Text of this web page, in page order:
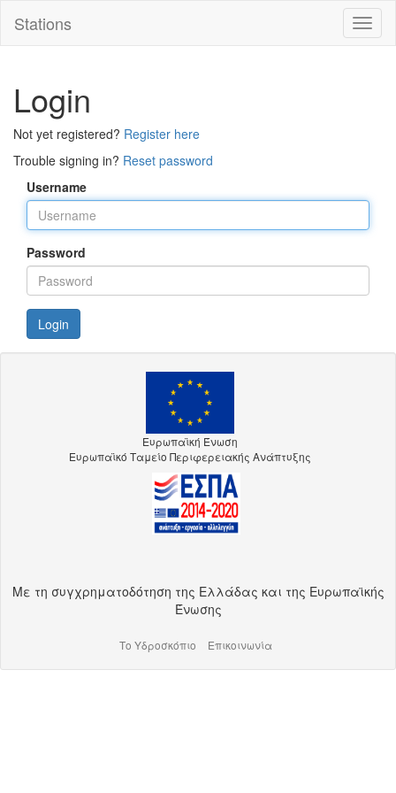
Stations
Login
Not yet registered? Register here
Trouble signing in? Reset password
Username
Password
Login
Ευρωπαϊκή Ένωση
Ευρωπαϊκό Ταμείο Περιφερειακής Ανάπτυξης
Με τη συγχρηματοδότηση της Ελλάδας και της Ευρωπαϊκής
Ένωσης
Το Υδροσκόπιο Επικοινωνία